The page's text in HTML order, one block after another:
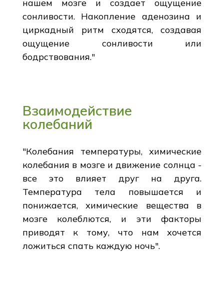
нашем мозге и создает ощущение
сонливости. Накопление аденозина и
циркадный ритм сходятся, создавая
ощущение сонливости или
бодрствования."
Взаимодействие
колебаний
"Колебания температуры, химические
колебания в мозге и движение солнца -
все это влияет друг на друга.
Температура тела повышается и
понижается, химические вещества в
мозге колеблются, и эти факторы
приводят к тому, что нам хочется
ложиться спать каждую ночь".